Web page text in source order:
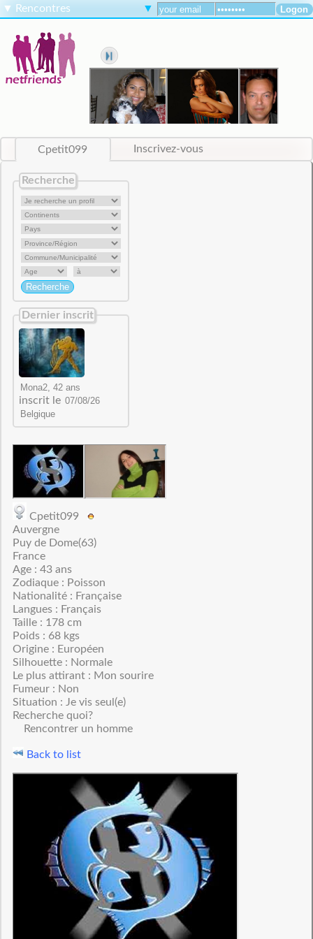
▼ Rencontres ▼
Cpetit099 Inscrivez-vous
Recherche
Dernier inscrit
inscrit le
Cpetit099
Auvergne
Puy de Dome(63)
France
Age : 43 ans
Zodiaque : Poisson
Nationalité : Française
Langues : Français
Taille : 178 cm
Poids : 68 kgs
Origine : Européen
Silhouette : Normale
Le plus attirant : Mon sourire
Fumeur : Non
Situation : Je vis seul(e)
Recherche quoi?
Rencontrer un homme
Back to list